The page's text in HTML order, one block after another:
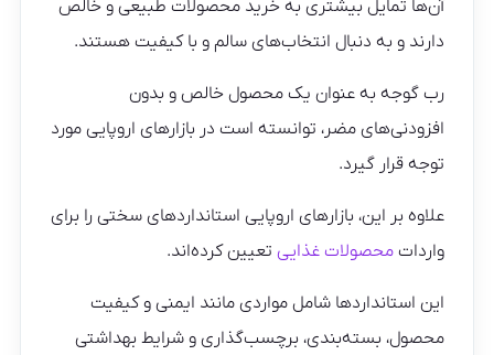
آن‌ها تمایل بیشتری به خرید محصولات طبیعی و خالص
دارند و به دنبال انتخاب‌های سالم و با کیفیت هستند.
رب گوجه به عنوان یک محصول خالص و بدون
افزودنی‌های مضر، توانسته است در بازارهای اروپایی مورد
توجه قرار گیرد.
علاوه بر این، بازارهای اروپایی استانداردهای سختی را برای
وارداتمحصولات غذایی تعیین کرده‌اند.
این استانداردها شامل مواردی مانند ایمنی و کیفیت
محصول، بسته‌بندی، برچسب‌گذاری و شرایط بهداشتی